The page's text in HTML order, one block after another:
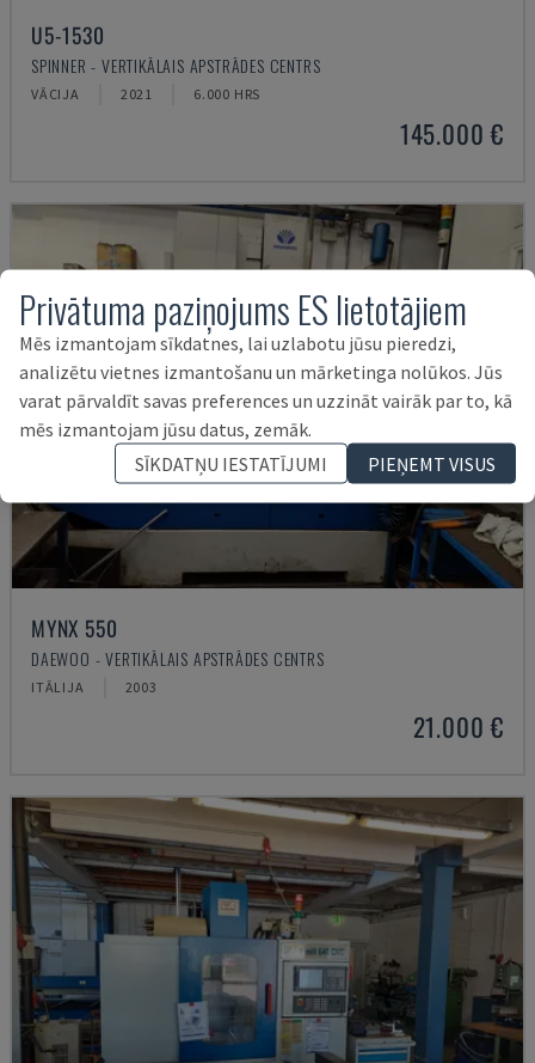
U5-1530
SPINNER - VERTIKĀLAIS APSTRĀDES CENTRS
VĀCIJA 2021 6.000 HRS
145.000 €
MYNX 550
DAEWOO - VERTIKĀLAIS APSTRĀDES CENTRS
ITĀLIJA 2003
21.000 €
Privātuma paziņojums ES lietotājiem
Mēs izmantojam sīkdatnes, lai uzlabotu jūsu pieredzi,
analizētu vietnes izmantošanu un mārketinga nolūkos. Jūs
varat pārvaldīt savas preferences un uzzināt vairāk par to, kā
mēs izmantojam jūsu datus, zemāk.
SĪKDATŅU IESTATĪJUMI
PIEŅEMT VISUS